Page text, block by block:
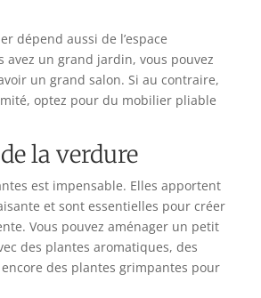
dépend aussi de l’espace
avez un grand jardin, vous pouvez
un grand salon. Si au contraire,
optez pour du mobilier pliable
la verdure
est impensable. Elles apportent
et sont essentielles pour créer
Vous pouvez aménager un petit
des plantes aromatiques, des
des plantes grimpantes pour